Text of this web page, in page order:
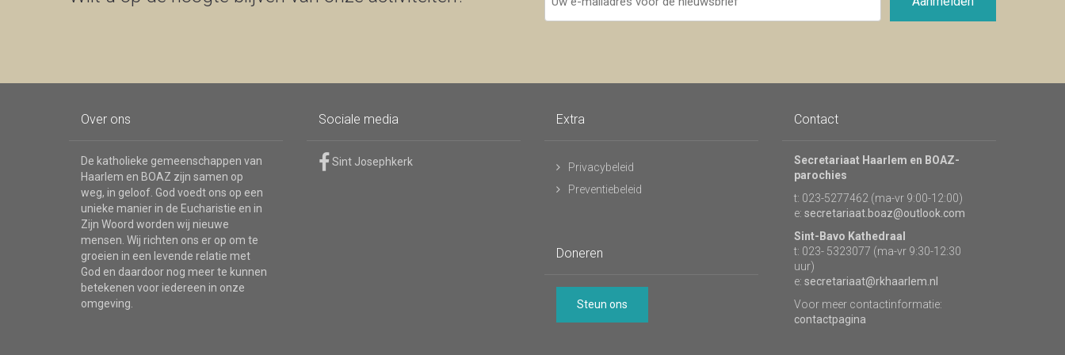
e-
mailadres
Over ons
De katholieke gemeenschappen van
Haarlem en BOAZ zijn samen op
weg, in geloof. God voedt ons op een
unieke manier in de Eucharistie en in
Zijn Woord worden wij nieuwe
mensen. Wij richten ons er op om te
groeien in een levende relatie met
God en daardoor nog meer te kunnen
betekenen voor iedereen in onze
omgeving.
Sociale media
Sint Josephkerk
Extra
Privacybeleid
Preventiebeleid
Doneren
Steun ons
Contact
Secretariaat Haarlem en BOAZ-
parochies
t: 023-5277462 (ma-vr 9:00-12:00)
e: secretariaat.boaz@outlook.com
Sint-Bavo Kathedraal
t: 023- 5323077 (ma-vr 9:30-12:30
uur)
e: secretariaat@rkhaarlem.nl
Voor meer contactinformatie:
contactpagina